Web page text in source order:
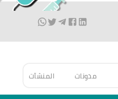
مدونات المنشآت